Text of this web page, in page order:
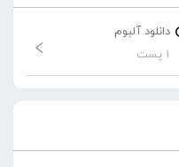
دانلود آلبوم
1 پست